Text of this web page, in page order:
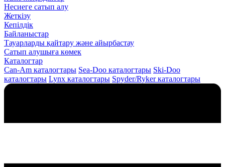
Несиеге сатып алу
Жеткізу
Кепілдік
Байланыстар
Тауарларды қайтару және айырбастау
Сатып алушыға көмек
Каталогтар
Can-Am каталогтары Sea-Doo каталогтары Ski-Doo
каталогтары Lynx каталогтары Spyder/Ryker каталогтары